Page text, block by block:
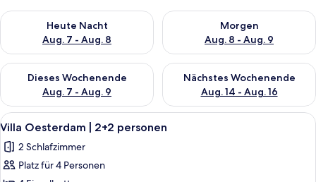
Heute Nacht
Aug. 7 - Aug. 8
Überprüfe die Verfügbarkeit für heute Nacht, Aug. 7 - Aug. 8.
Morgen
Aug. 8 - Aug. 9
Überprüfe die Verfügbarkeit
Dieses Wochenende
Aug. 7 - Aug. 9
Überprüfe die Verfügbarkeit für dieses Wochenende, Aug. 7
Nächstes Wochenende
Aug. 14 - Aug. 16
Überprüfe die Verfügbarkeit
Alle
Fotos
für
Villa
Ein modernes Interieur mit einer
9
Villa Oesterdam | 2+2 personen
2 Schlafzimmer
Platz für 4 Personen